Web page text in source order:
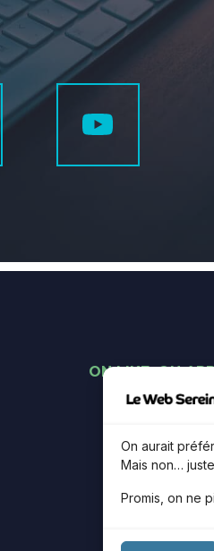
On aurait
Mais non…
Promis, on ne
ON LIKE, ON